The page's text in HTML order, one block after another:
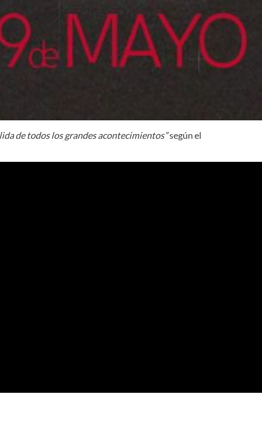
de todos los grandes acontecimientos”según el